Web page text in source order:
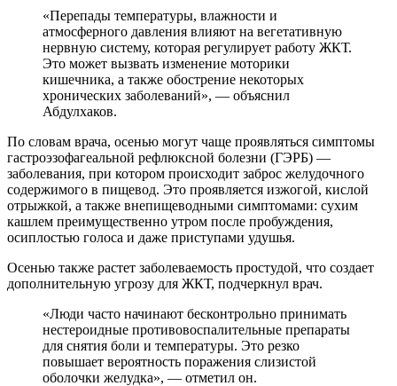
«Перепады температуры, влажности и
атмосферного давления влияют на вегетативную
нервную систему, которая регулирует работу ЖКТ.
Это может вызвать изменение моторики
кишечника, а также обострение некоторых
хронических заболеваний», — объяснил
Абдулхаков.
По словам врача, осенью могут чаще проявляться симптомы
гастроэзофагеальной рефлюксной болезни (ГЭРБ) —
заболевания, при котором происходит заброс желудочного
содержимого в пищевод. Это проявляется изжогой, кислой
отрыжкой, а также внепищеводными симптомами: сухим
кашлем преимущественно утром после пробуждения,
осиплостью голоса и даже приступами удушья.
Осенью также растет заболеваемость простудой, что создает
дополнительную угрозу для ЖКТ, подчеркнул врач.
«Люди часто начинают бесконтрольно принимать
нестероидные противовоспалительные препараты
для снятия боли и температуры. Это резко
повышает вероятность поражения слизистой
оболочки желудка», — отметил он.